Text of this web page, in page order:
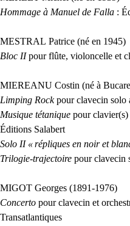
Hommage à Manuel de Falla :
MESTRAL Patrice (né en 1945)
Bloc IIpour flûte, violoncelle et
MIEREANU Costin (né à
Limping Rockpour clavecin solo
Musique tétanique pour clavier(s)
Éditions Salabert
Solo II«répliques en noir et
Trilogie-trajectoire pour clavecin
MIGOT Georges (1891-1976)
Concerto pour clavecin et
Transatlantiques